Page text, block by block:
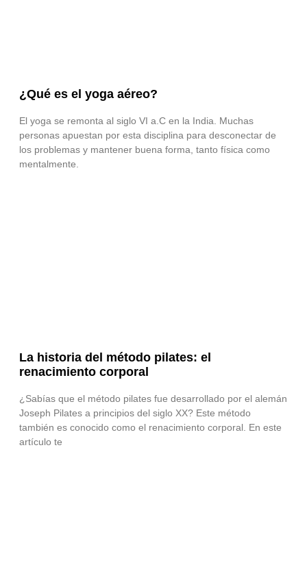
¿Qué es el yoga aéreo?
El yoga se remonta al siglo VI a.C en la India. Muchas
personas apuestan por esta disciplina para desconectar de
los problemas y mantener buena forma, tanto física como
mentalmente.
La historia del método pilates: el
renacimiento corporal
¿Sabías que el método pilates fue desarrollado por el alemán
Joseph Pilates a principios del siglo XX? Este método
también es conocido como el renacimiento corporal. En este
artículo te